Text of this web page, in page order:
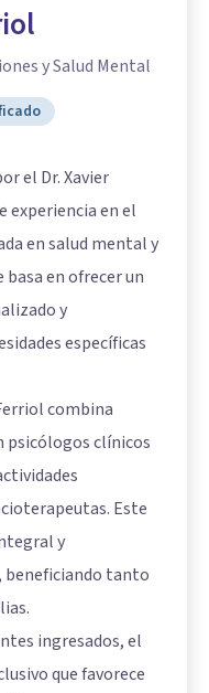
y Salud Mental
el Dr. Xavier
experiencia en el
en salud mental y
en ofrecer un
y
específicas
combina
psicólogos clínicos
Este
y
beneficiando tanto
ingresados, el
que favorece